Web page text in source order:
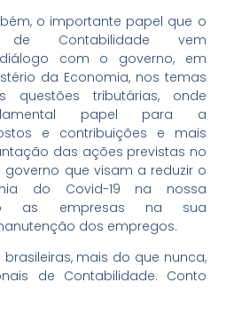
o importante papel que o
de Contabilidade vem
com o governo, em
da Economia, nos temas
questões tributárias, onde
papel para a
e contribuições e mais
das ações previstas no
que visam a reduzir o
do Covid-19 na nossa
as empresas na sua
dos empregos.
mais do que nunca,
de Contabilidade. Conto